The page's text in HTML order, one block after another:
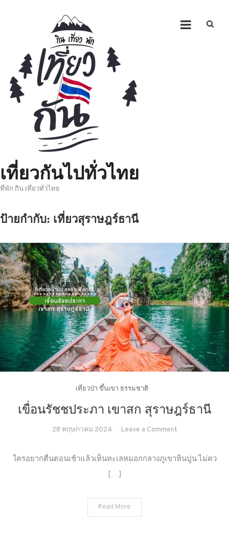
เที่ยวกันไปทั่วไทย
ที่พัก กิน เที่ยวทั่วไทย
ป้ายกำกับ: เที่ยวสุราษฎร์ธานี
เที่ยวป่า ขึ้นเขา ธรรมชาติ
เขื่อนรัชชประภา เขาสก สุราษฎร์ธานี
28 พฤษภาคม 2024 Leave a Commenton
รัช
ใครอยากตื่นตอนเช้าแล้วเห็นทะเลหมอกกลางภูเขาหินปูน ไม่คว
[…]
Read More